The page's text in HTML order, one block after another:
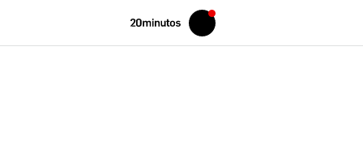
Volver
Iniciar
sesión